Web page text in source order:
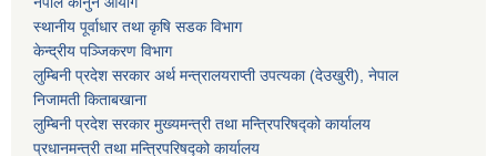
स्थानीय पूर्वाधार तथा कृषि सडक विभाग
केन्द्रीय पञ्जिकरण विभाग
लुम्बिनी प्रदेश सरकार अर्थ मन्त्रालयराप्ती उपत्यका (देउखुरी), नेपाल
निजामती किताबखाना
लुम्बिनी प्रदेश सरकार मुख्यमन्त्री तथा मन्त्रिपरिषद्को कार्यालय
प्रधानमन्त्री तथा मन्त्रिपरिषद्को कार्यालय